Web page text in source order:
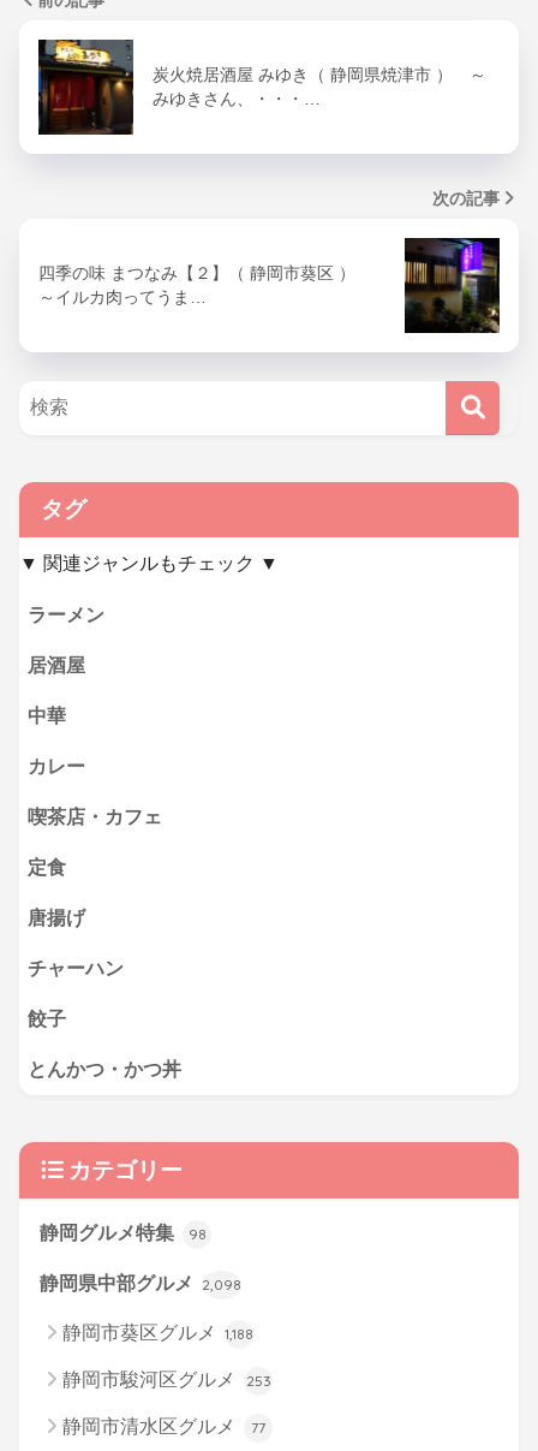
炭火焼居酒屋 みゆき（ 静岡県焼津市 ） ～
みゆきさん、・・・…
次の記事
四季の味 まつなみ【２】（ 静岡市葵区 ）
～イルカ肉ってうま…
タグ
▼ 関連ジャンルもチェック ▼
ラーメン
居酒屋
中華
カレー
喫茶店・カフェ
定食
唐揚げ
チャーハン
餃子
とんかつ・かつ丼
カテゴリー
静岡グルメ特集 98
静岡県中部グルメ 2,098
静岡市葵区グルメ 1,188
静岡市駿河区グルメ 253
静岡市清水区グルメ 77